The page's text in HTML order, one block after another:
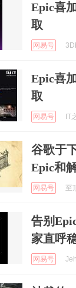
Epic喜
取
网易号
Epic喜
取
网易号 IT
谷歌于
Epic和
网易号 至
告别
家直呼
网易号